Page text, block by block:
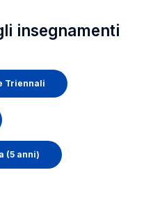
insegnamenti
Triennali
(5 anni)